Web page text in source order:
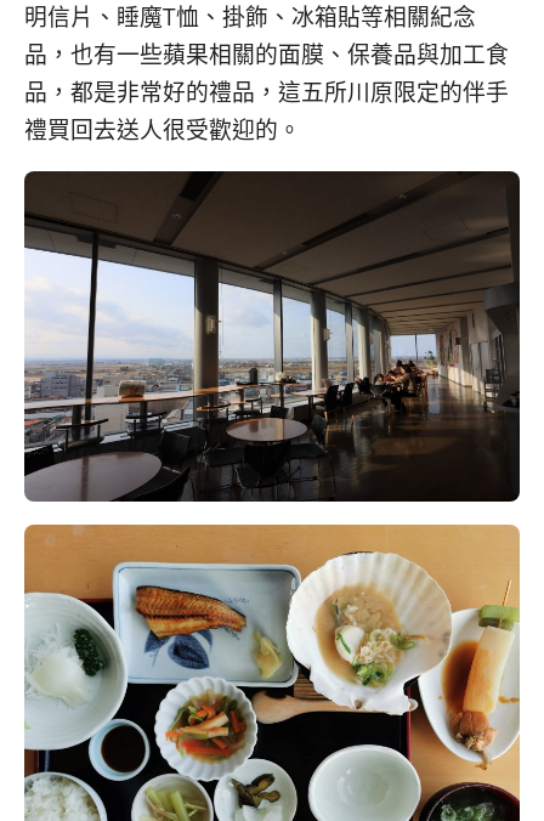
明信片、睡魔T恤、掛飾、冰箱貼等相關紀念
品，也有一些蘋果相關的面膜、保養品與加工食
品，都是非常好的禮品，這五所川原限定的伴手
禮買回去送人很受歡迎的。